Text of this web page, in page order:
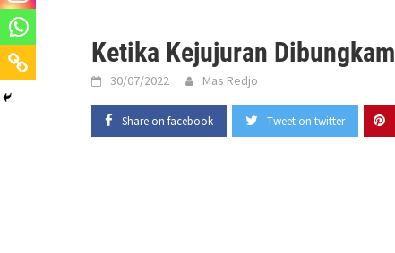
Ketika Kejujuran Dibungkam
30/07/2022 Mas Redjo
Share on facebook Tweet on twitter